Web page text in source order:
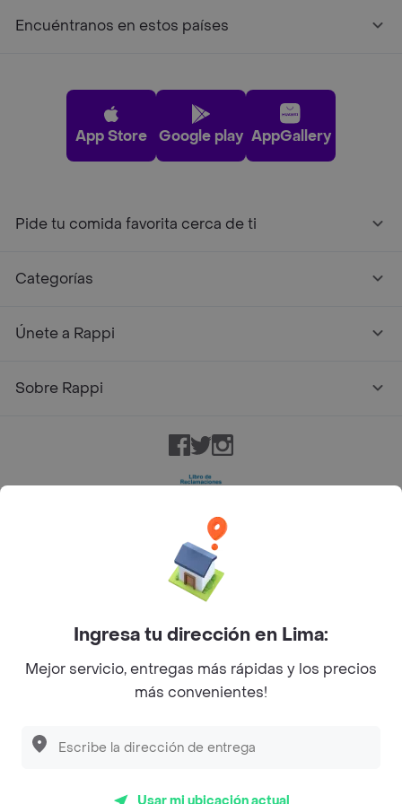
Encuéntranos en estos países
App Store Google play AppGallery
Pide tu comida favorita cerca de ti
Categorías
Únete a Rappi
Sobre Rappi
Facebook
TwitterInstagram
Rappi Inc. All rights reserved.
Ingresa tu dirección en Lima:
Mejor servicio, entregas más rápidas y los precios
más convenientes!